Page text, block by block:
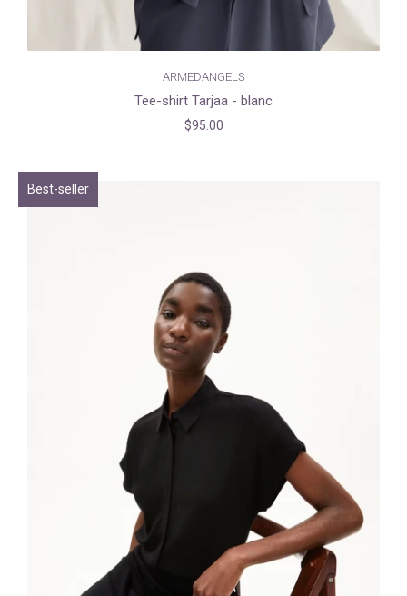
ARMEDANGELS
Tee-shirt Tarjaa - blanc
$95.00
Best-seller